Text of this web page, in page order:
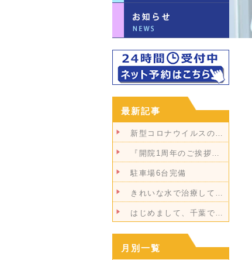
最新記事
新型コロナウイルスの…
『開院1周年のご挨拶…
駐車場6台完備
きれいな水で治療して…
はじめまして、千葉で…
月別一覧